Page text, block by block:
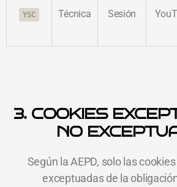
YSC Técnica Sesión
3. COOKIES
NO
Según la AEPD, solo las
exceptuadas de la